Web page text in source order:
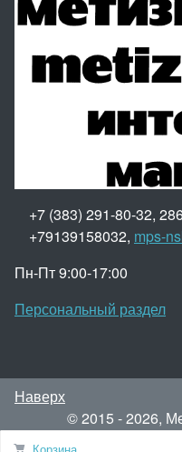
+7 (383) 291-80-32,
+79139158032, mps-
Пн-Пт 9:00-17:00
Персональный раздел
Наверх
© 2015 - 2026,